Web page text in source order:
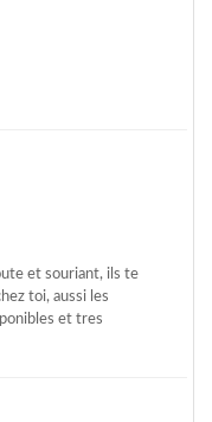
et souriant, ils te
toi, aussi les
et tres